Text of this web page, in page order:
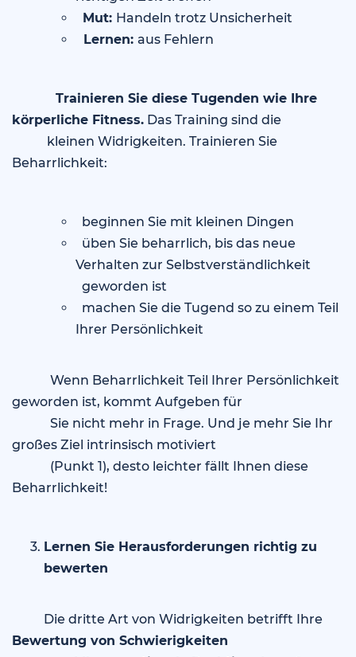
Mut: Handeln trotz Unsicherheit
Lernen: aus Fehlern
Trainieren Sie diese Tugenden wie Ihre
körperliche Fitness. Das Training sind die
kleinen Widrigkeiten. Trainieren Sie
Beharrlichkeit:
beginnen Sie mit kleinen Dingen
üben Sie beharrlich, bis das neue
Verhalten zur Selbstverständlichkeit
geworden ist
machen Sie die Tugend so zu einem Teil
Ihrer Persönlichkeit
Wenn Beharrlichkeit Teil Ihrer Persönlichkeit
geworden ist, kommt Aufgeben für
Sie nicht mehr in Frage. Und je mehr Sie Ihr
großes Ziel intrinsisch motiviert
(Punkt 1), desto leichter fällt Ihnen diese
Beharrlichkeit!
Lernen Sie Herausforderungen richtig zu
bewerten
Die dritte Art von Widrigkeiten betrifft Ihre
Bewertung von Schwierigkeiten